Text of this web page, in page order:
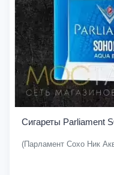
Сигареты Parliament
(Парламент Сохо Ник